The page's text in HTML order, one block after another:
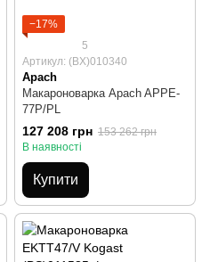
−17%
5
Артикул: (BX)010340
Apach
Макароноварка Apach APPE-
77P/PL
127 208 грн 153 262 грн
В наявності
Купити